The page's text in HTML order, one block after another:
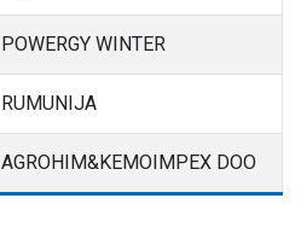
POWERGY WINTER
RUMUNIJA
AGROHIM&KEMOIMPEX DOO